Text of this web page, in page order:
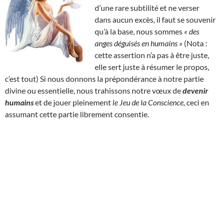
d’une rare subtilité et ne verser
dans aucun excès, il faut se souvenir
qu’à la base, nous sommes « des
anges déguisés en humains » (Nota :
cette assertion n’a pas à être juste,
elle sert juste à résumer le propos,
c’est tout) Si nous donnons la prépondérance à notre partie
divine ou essentielle, nous trahissons notre vœux dedevenir
humainset de jouer pleinement le Jeu de la Conscience, ceci en
assumant cette partie librement consentie.